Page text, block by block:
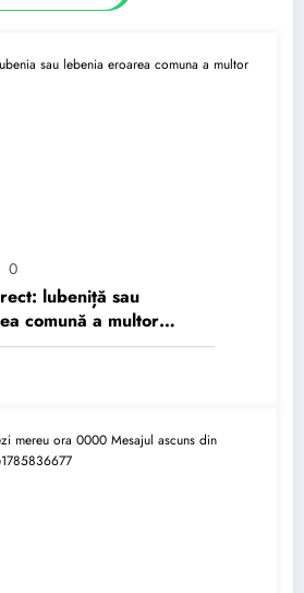
0
lubeniță sau
comună a multor